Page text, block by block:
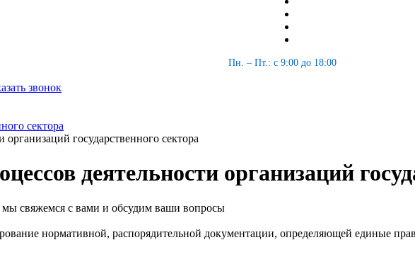
Пн. – Пт.: с 9:00 до 18:00
звонок
сектора
организаций государственного сектора
деятельности организаций
мы свяжемся с вами и обсудим ваши вопросы
нормативной, распорядительной документации, определяющей единые